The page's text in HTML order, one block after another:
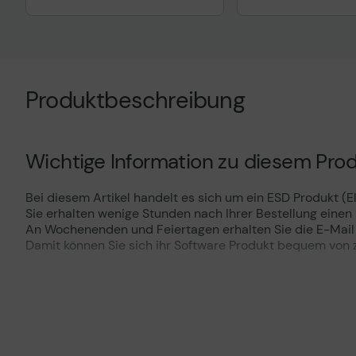
Produktbeschreibung
Wichtige Information zu diesem
Bei diesem Artikel handelt es sich um ein ESD Produkt
Sie erhalten wenige Stunden nach Ihrer Bestellung
An Wochenenden und Feiertagen erhalten Sie die E-
Damit können Sie sich ihr Software Produkt bequem